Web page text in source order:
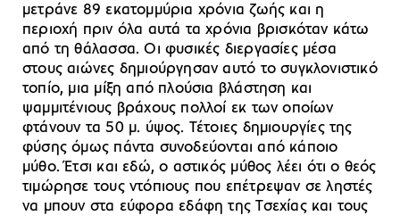
μετράνε 89 εκατομμύρια χρόνια ζωής και η
περιοχή πριν όλα αυτά τα χρόνια βρισκόταν κάτω
από τη θάλασσα. Οι φυσικές διεργασίες μέσα
στους αιώνες δημιούργησαν αυτό το συγκλονιστικό
τοπίο, μια μίξη από πλούσια βλάστηση και
ψαμμιτένιους βράχους πολλοί εκ των οποίων
φτάνουν τα 50 μ. ύψος. Τέτοιες δημιουργίες της
φύσης όμως πάντα συνοδεύονται από κάποιο
μύθο. Έτσι και εδώ, ο αστικός μύθος λέει ότι ο θεός
τιμώρησε τους ντόπιους που επέτρεψαν σε ληστές
να μπουν στα εύφορα εδάφη της Τσεχίας και τους